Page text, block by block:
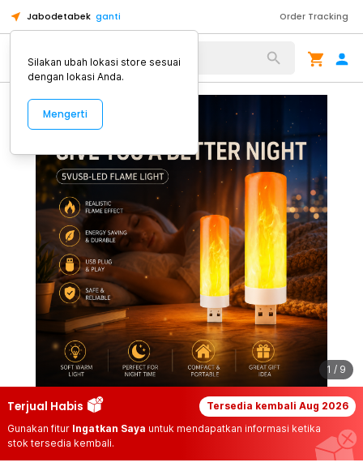
Jabodetabek ganti Order Tracking
Alat Kopi
1 / 9
Terjual Habis Tersedia kembali Aug 2026
Gunakan fitur Ingatkan Saya untuk mendapatkan informasi ketika
stok tersedia kembali.
Silakan ubah lokasi store sesuai
dengan lokasi Anda.
Mengerti